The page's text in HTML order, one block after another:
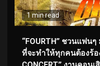
1 min read
“FOURTH” ชวนแฟน
ที่จะทำให้ทุกคนต้องร้อ